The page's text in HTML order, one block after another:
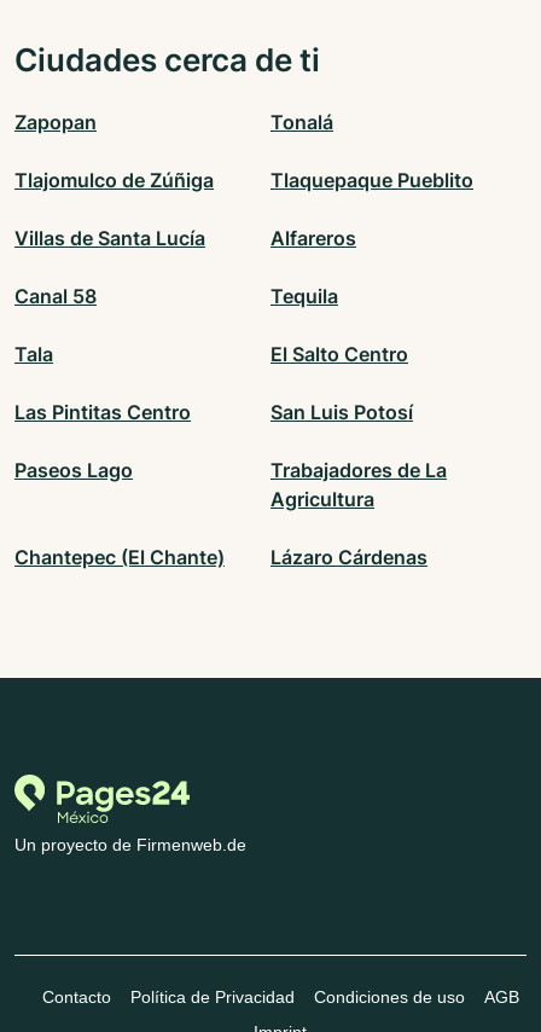
Ciudades cerca de ti
Zapopan Tonalá
Tlajomulco de Zúñiga Tlaquepaque Pueblito
Villas de Santa Lucía Alfareros
Canal 58 Tequila
Tala El Salto Centro
Las Pintitas Centro San Luis Potosí
Paseos Lago
Trabajadores de La
Agricultura
Chantepec (El Chante) Lázaro Cárdenas
Un proyecto de Firmenweb.de
Contacto Política de Privacidad Condiciones de uso
AGB